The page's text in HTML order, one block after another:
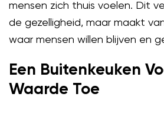
mensen zich thuis voelen. Dit
de gezelligheid, maar maakt
waar mensen willen blijven en
Een Buitenkeuken
Waarde Toe